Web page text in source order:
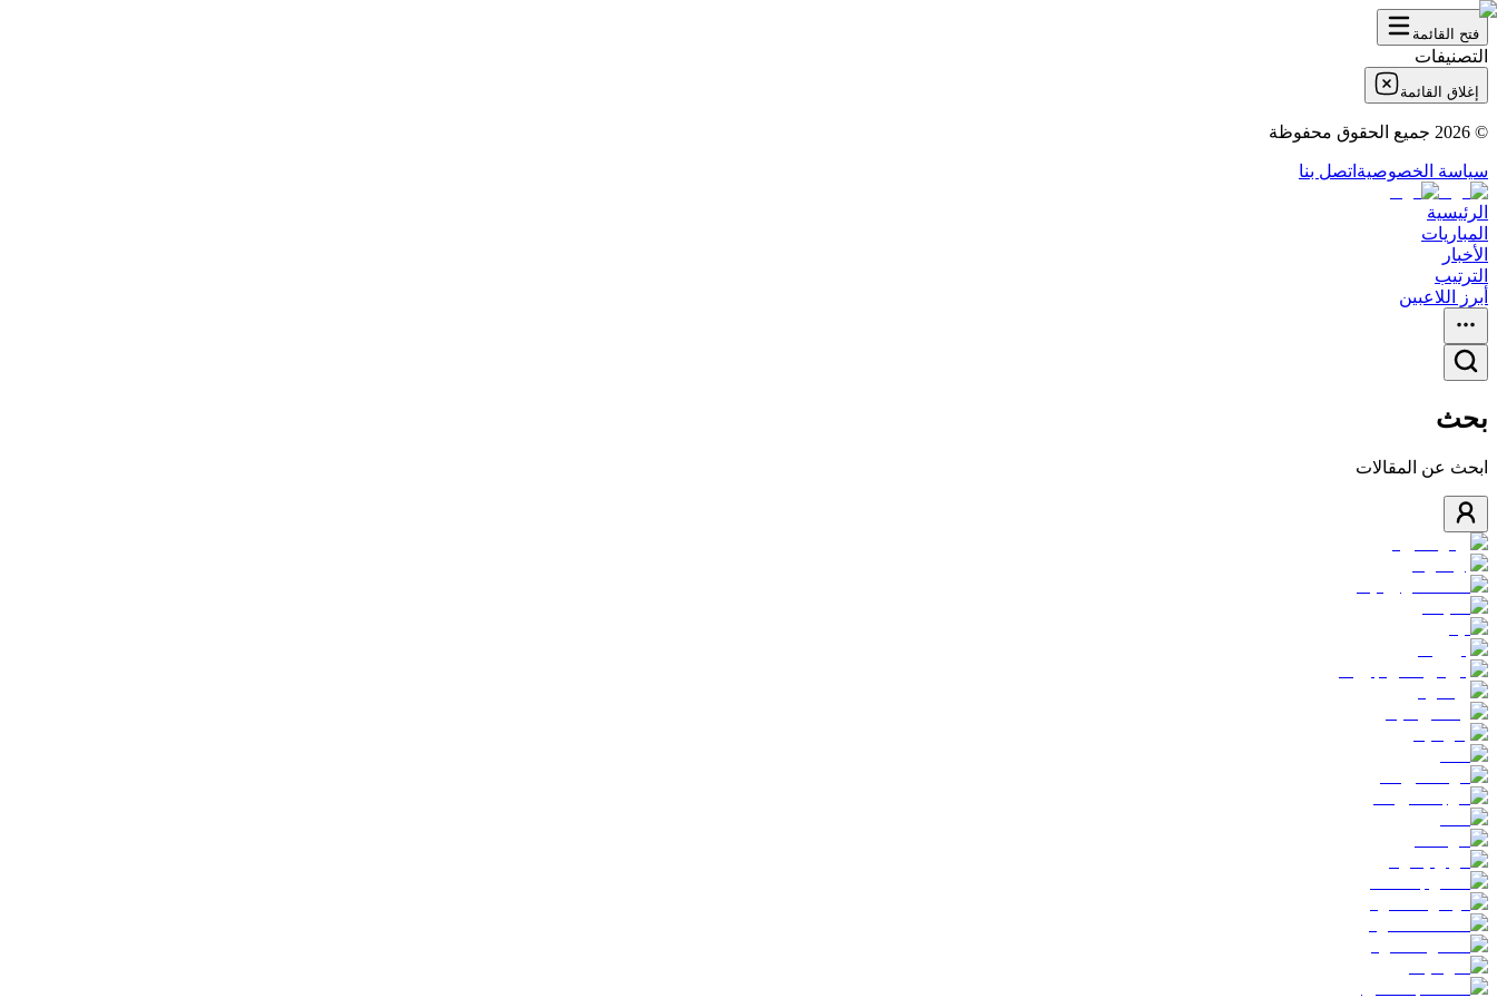
فتح القائمة
التصنيفات
إغلاق القائمة
©
2026 جميع الحقوق محفوظة
سياسة الخصوصية اتصل بنا
الرئيسية
المباريات
الأخبار
الترتيب
أبرز اللاعبين
بحث
ابحث عن المقالات